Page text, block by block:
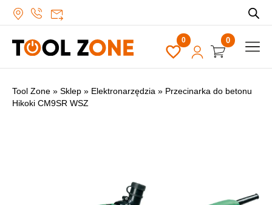
0
Tool Zone » Sklep » Elektronarzędzia » Przecinarka do betonu
Hikoki CM9SR WSZ